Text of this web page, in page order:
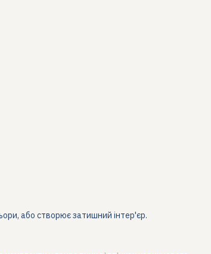
або створює затишний інтер'єр.